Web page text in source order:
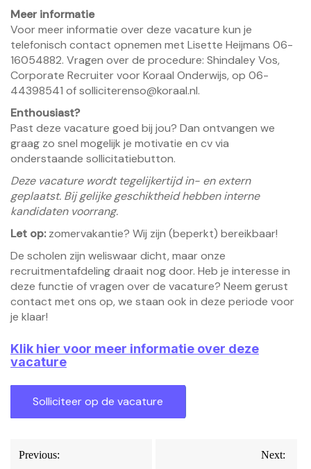
Meer informatie
Voor meer informatie over deze vacature kun je
telefonisch contact opnemen met Lisette Heijmans 06-
16054882. Vragen over de procedure: Shindaley Vos,
Corporate Recruiter voor Koraal Onderwijs, op 06-
44398541 of solliciterenso@koraal.nl.
Enthousiast?
Past deze vacature goed bij jou? Dan ontvangen we
graag zo snel mogelijk je motivatie en cv via
onderstaande sollicitatiebutton.
Deze vacature wordt tegelijkertijd in- en extern
geplaatst. Bij gelijke geschiktheid hebben interne
kandidaten voorrang.
Let op:zomervakantie? Wij zijn (beperkt) bereikbaar!
De scholen zijn weliswaar dicht, maar onze
recruitmentafdeling draait nog door. Heb je interesse in
deze functie of vragen over de vacature? Neem gerust
contact met ons op, we staan ook in deze periode voor
je klaar!
Klik hier voor meer informatie over deze
vacature
Bericht
Previous: Next: